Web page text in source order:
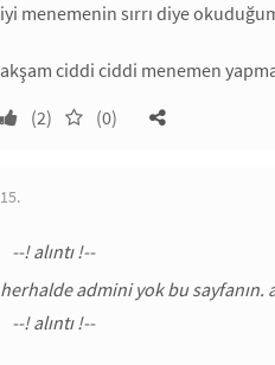
iyi menemenin sırrı diye
akşam ciddi ciddi menemen
(2)
(0)
15.
herhalde admini yok bu